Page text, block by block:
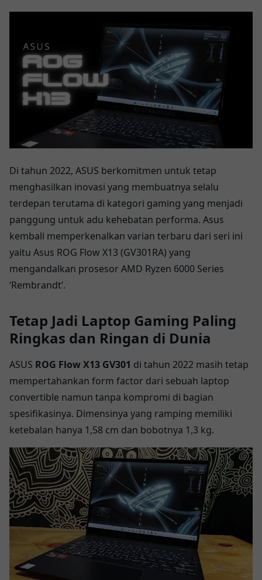
Di tahun 2022, ASUS berkomitmen untuk tetap
menghasilkan inovasi yang membuatnya selalu
terdepan terutama di kategori gaming yang menjadi
panggung untuk adu kehebatan performa. Asus
kembali memperkenalkan varian terbaru dari seri ini
yaitu Asus ROG Flow X13 (GV301RA) yang
mengandalkan prosesor AMD Ryzen 6000 Series
‘Rembrandt’.
Tetap Jadi Laptop Gaming Paling
Ringkas dan Ringan di Dunia
ASUS ROG Flow X13 GV301 di tahun 2022 masih tetap
mempertahankan form factor dari sebuah laptop
convertible namun tanpa kompromi di bagian
spesifikasinya. Dimensinya yang ramping memiliki
ketebalan hanya 1,58 cm dan bobotnya 1,3 kg.